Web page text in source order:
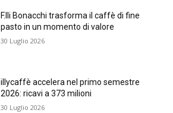
F.lli Bonacchi trasforma il caffè di fine
pasto in un momento di valore
30 Luglio 2026
illycaffè accelera nel primo semestre
2026: ricavi a 373 milioni
30 Luglio 2026